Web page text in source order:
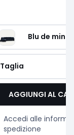
Blu de
Taglia
AGGIUNGI AL
Accedi alle
spedizione